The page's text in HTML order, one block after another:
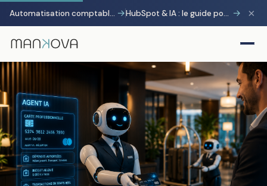
Automatisation comptable avec Pennylane : transformer la charge administrative en avantage stratégique → HubSpot & IA : le guide pour gagner 10 heures par semaine → ×